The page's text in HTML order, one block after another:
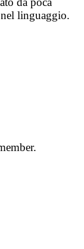
linguaggio.